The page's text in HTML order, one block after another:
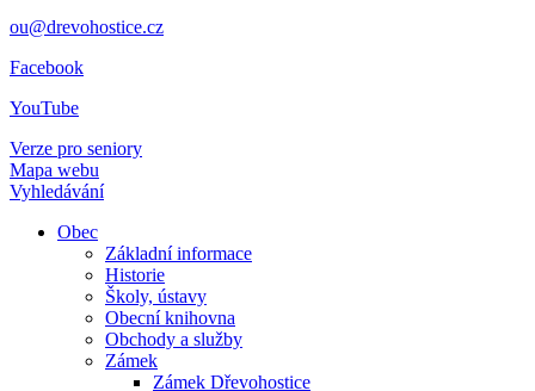
ou@drevohostice.cz
Facebook
YouTube
Verze pro seniory
Mapa webu
Vyhledávání
Obec
Základní informace
Historie
Školy, ústavy
Obecní knihovna
Obchody a služby
Zámek
Zámek Dřevohostice